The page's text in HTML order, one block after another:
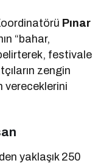
Pınar
“bahar,
festivale
zengin
vereceklerini
yaklaşık 250